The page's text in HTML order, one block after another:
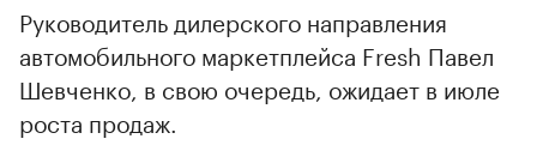
Руководитель дилерского направления
автомобильного маркетплейса Fresh Павел
Шевченко, в свою очередь, ожидает в июле
роста продаж.